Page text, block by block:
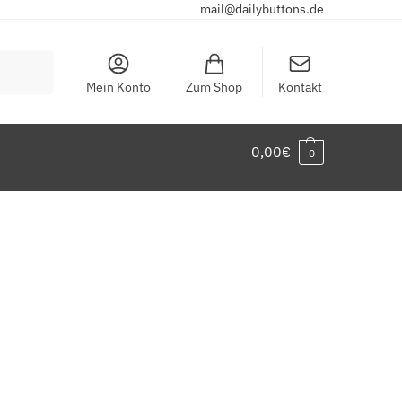
mail@dailybuttons.de
Mein Konto Zum Shop Kontakt
0,00€ 0